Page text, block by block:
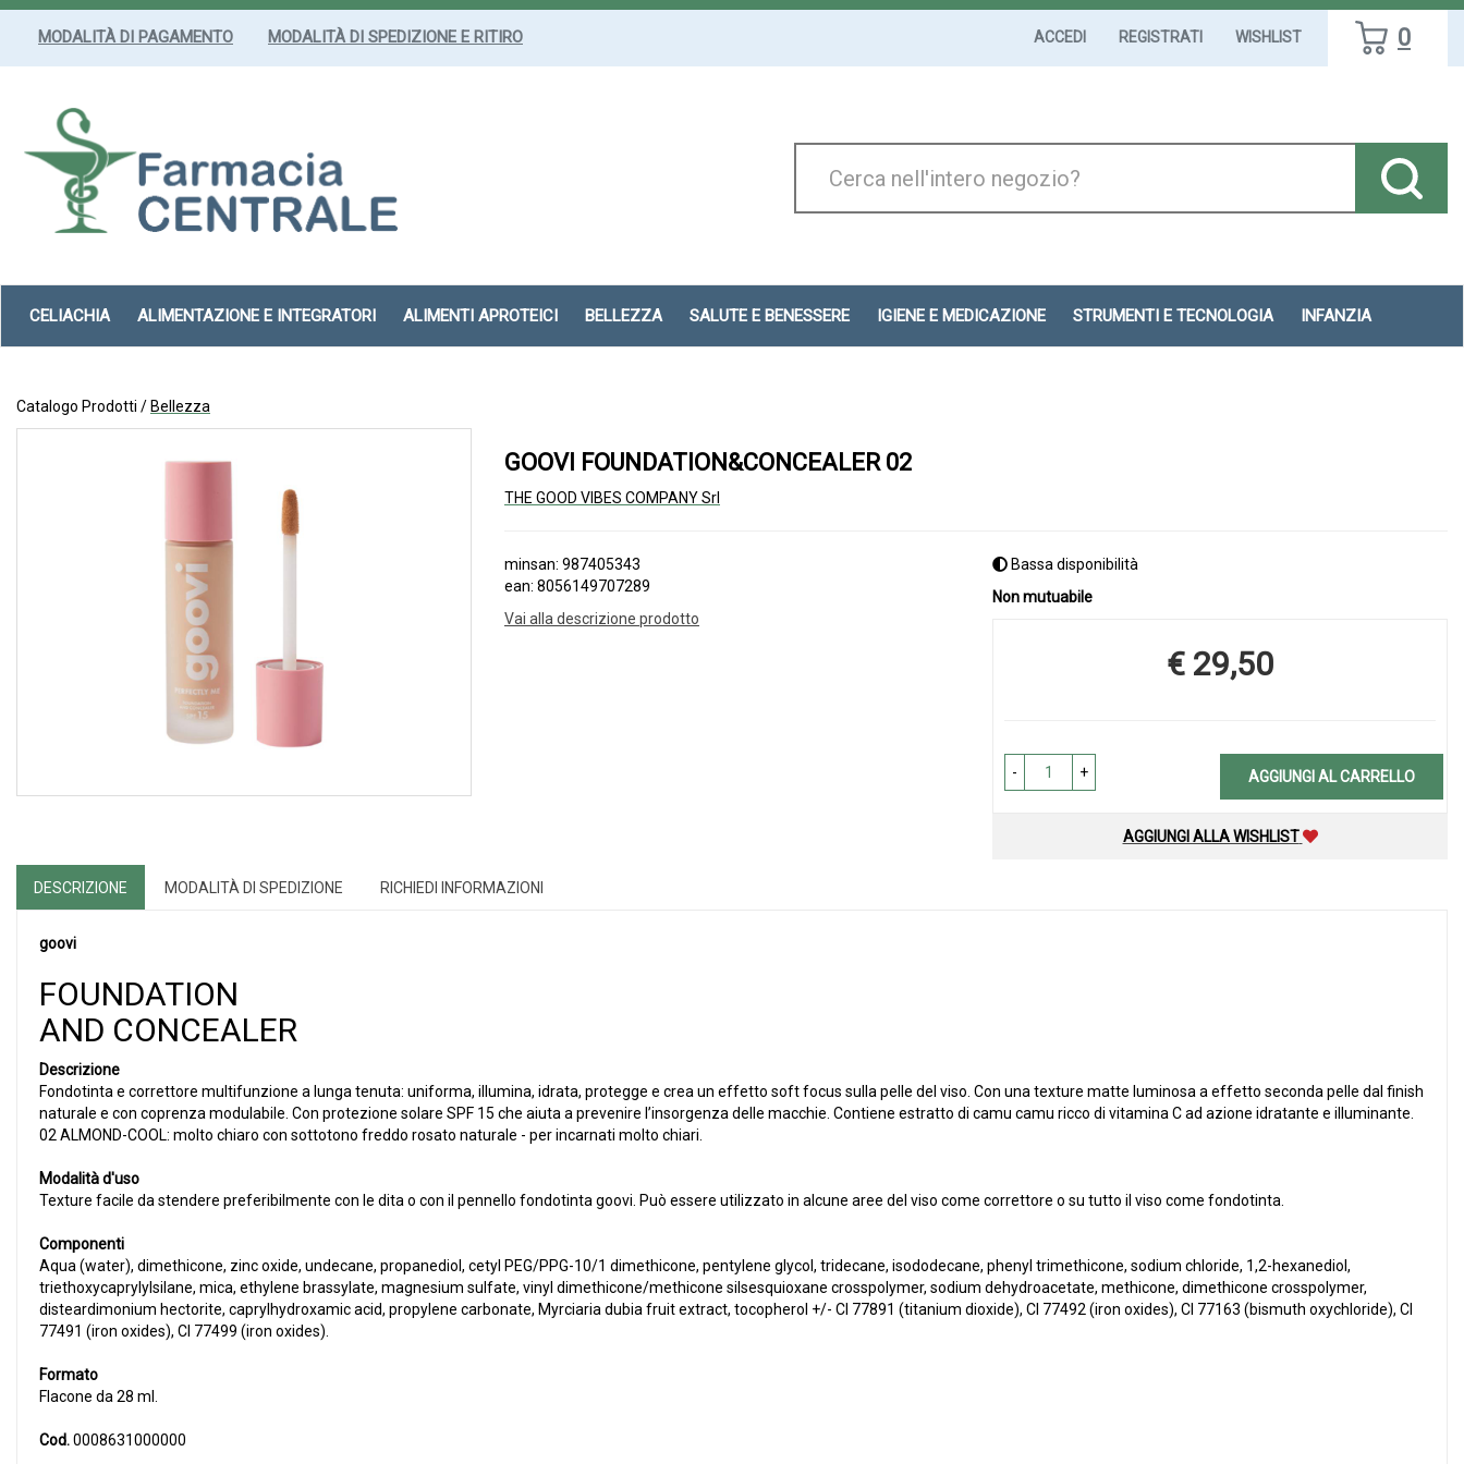
Passa
MODALITÀ DI PAGAMENTO MODALITÀ DI SPEDIZIONE E RITIRO ACCEDI REGISTRATI WISHLIST 0
Prodotto
CELIACHIA ALIMENTAZIONE E INTEGRATORI ALIMENTI APROTEICI BELLEZZA SALUTE E BENESSERE IGIENE E MEDICAZIONE STRUMENTI E TECNOLOGIA INFANZIA
Catalogo Prodotti / Bellezza
GOOVI FOUNDATION&CONCEALER 02
THE GOOD VIBES COMPANY Srl
minsan: 987405343
ean: 8056149707289
Vai alla descrizione prodotto
Bassa disponibilità
Non mutuabile
Prezzo
€ 29,50
- + AGGIUNGI AL CARRELLO
AGGIUNGI ALLA WISHLIST
DESCRIZIONE MODALITÀ DI SPEDIZIONE RICHIEDI INFORMAZIONI
goovi
FOUNDATION
AND CONCEALER
Descrizione
Fondotinta e correttore multifunzione a lunga tenuta: uniforma, illumina, idrata, protegge e crea un effetto soft focus sulla pelle del viso. Con una texture matte luminosa a effetto seconda pelle dal finish
naturale e con coprenza modulabile. Con protezione solare SPF 15 che aiuta a prevenire l’insorgenza delle macchie. Contiene estratto di camu camu ricco di vitamina C ad azione idratante e illuminante.
02 ALMOND-COOL: molto chiaro con sottotono freddo rosato naturale - per incarnati molto chiari.
Modalità d'uso
Texture facile da stendere preferibilmente con le dita o con il pennello fondotinta goovi. Può essere utilizzato in alcune aree del viso come correttore o su tutto il viso come fondotinta.
Componenti
Aqua (water), dimethicone, zinc oxide, undecane, propanediol, cetyl PEG/PPG-10/1 dimethicone, pentylene glycol, tridecane, isododecane, phenyl trimethicone, sodium chloride, 1,2-hexanediol,
triethoxycaprylylsilane, mica, ethylene brassylate, magnesium sulfate, vinyl dimethicone/methicone silsesquioxane crosspolymer, sodium dehydroacetate, methicone, dimethicone crosspolymer,
disteardimonium hectorite, caprylhydroxamic acid, propylene carbonate, Myrciaria dubia fruit extract, tocopherol +/- CI 77891 (titanium dioxide), CI 77492 (iron oxides), CI 77163 (bismuth oxychloride), CI
77491 (iron oxides), CI 77499 (iron oxides).
Formato
Flacone da 28 ml.
Cod.0008631000000